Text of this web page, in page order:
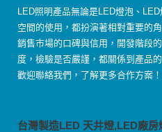
LED照明產品無論是LED燈泡、
空間的使用，都扮演著相對重要的
銷售市場的口碑與信用，開發階段
度，檢驗是否嚴謹，都關係到產品
歡迎聯絡我們，了解更多合作方案！
台灣製造LED 天井燈,LED廠